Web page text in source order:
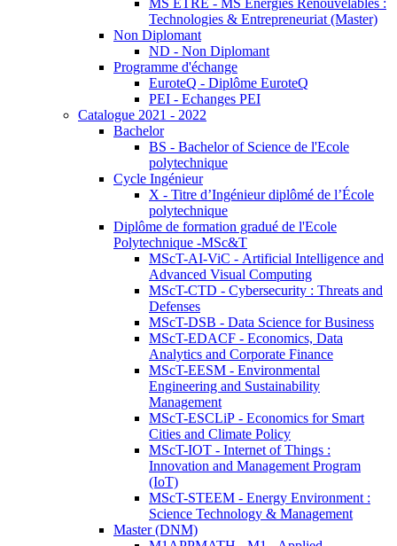
MS ETRE - MS Energies Renouvelables :
Technologies & Entrepreneuriat (Master)
Non Diplomant
ND - Non Diplomant
Programme d'échange
EuroteQ - Diplôme EuroteQ
PEI - Echanges PEI
Catalogue 2021 - 2022
Bachelor
BS - Bachelor of Science de l'Ecole
polytechnique
Cycle Ingénieur
X - Titre d’Ingénieur diplômé de l’École
polytechnique
Diplôme de formation gradué de l'Ecole
Polytechnique -MSc&T
MScT-AI-ViC - Artificial Intelligence and
Advanced Visual Computing
MScT-CTD - Cybersecurity : Threats and
Defenses
MScT-DSB - Data Science for Business
MScT-EDACF - Economics, Data
Analytics and Corporate Finance
MScT-EESM - Environmental
Engineering and Sustainability
Management
MScT-ESCLiP - Economics for Smart
Cities and Climate Policy
MScT-IOT - Internet of Things :
Innovation and Management Program
(IoT)
MScT-STEEM - Energy Environment :
Science Technology & Management
Master (DNM)